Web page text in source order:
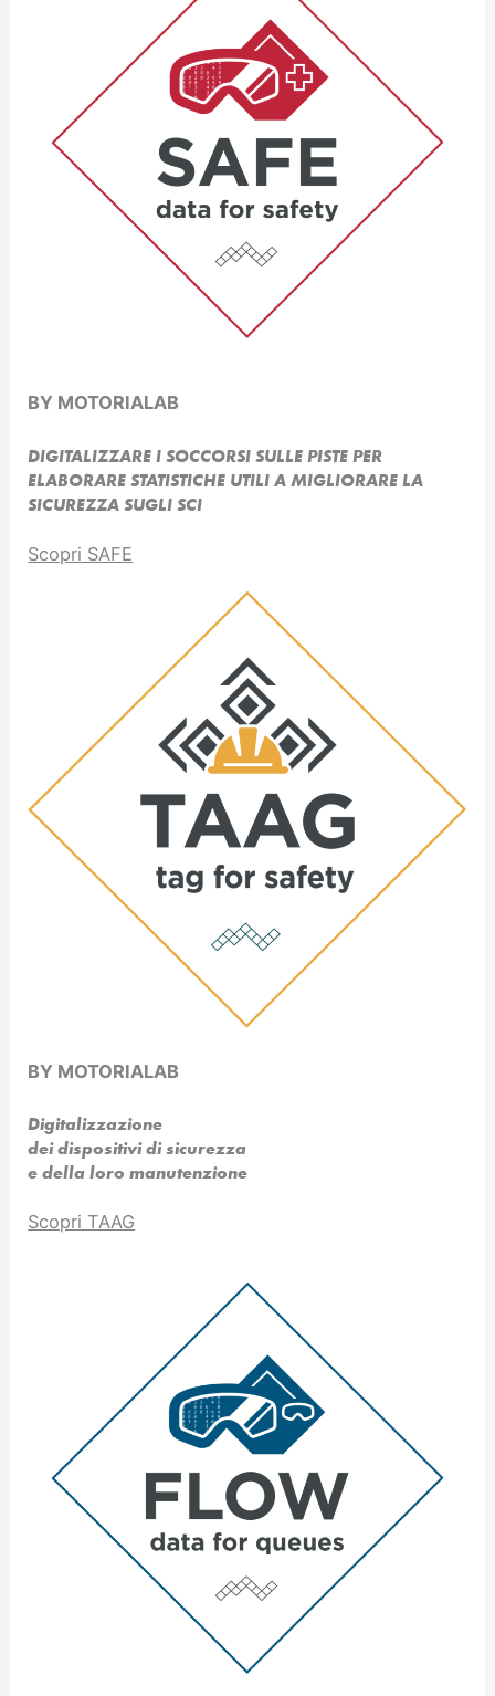
BY MOTORIALAB
DIGITALIZZARE I SOCCORSI SULLE PISTE PER
ELABORARE STATISTICHE UTILI A MIGLIORARE LA
SICUREZZA SUGLI SCI
Scopri SAFE
BY MOTORIALAB
Digitalizzazione
dei dispositivi di sicurezza
e della loro manutenzione
Scopri TAAG